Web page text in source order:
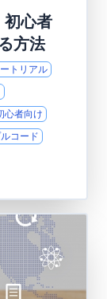
心者
方法
トリアル
心者向け
コード